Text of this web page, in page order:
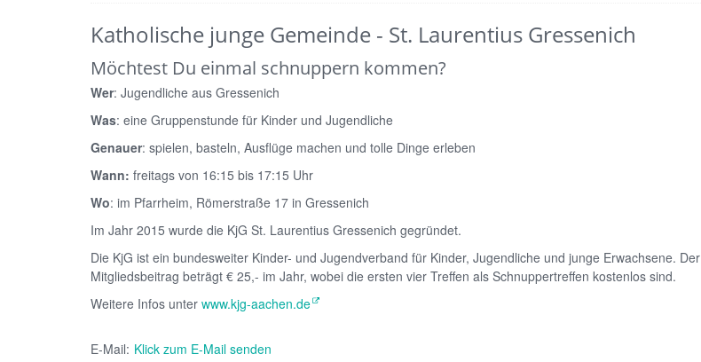
Katholische junge Gemeinde - St. Laurentius Gressenich
Möchtest Du einmal schnuppern kommen?
Wer: Jugendliche aus Gressenich
Was: eine Gruppenstunde für Kinder und Jugendliche
Genauer: spielen, basteln, Ausflüge machen und tolle Dinge erleben
Wann: freitags von 16:15 bis 17:15 Uhr
Wo: im Pfarrheim, Römerstraße 17 in Gressenich
Im Jahr 2015 wurde die KjG St. Laurentius Gressenich gegründet.
Die KjG ist ein bundesweiter Kinder- und Jugendverband für Kinder, Jugendliche und junge Erwachsene. Der
Mitgliedsbeitrag beträgt € 25,- im Jahr, wobei die ersten vier Treffen als Schnuppertreffen kostenlos sind.
Weitere Infos unter www.kjg-aachen.de
E-Mail: Klick zum E-Mail senden